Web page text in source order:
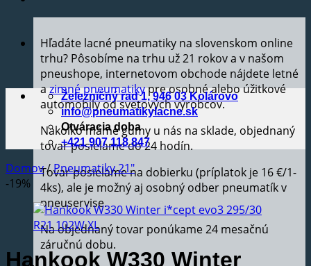
Hľadáte lacné pneumatiky na slovenskom online
trhu? Pôsobíme na trhu už 21 rokov a v našom
pneushope, internetovom obchode nájdete letné
azimné pneumatikypre osobné alebo úžitkové
automobily od svetových výrobcov.
Nakoľko máme gumy u nás na sklade, objednaný
tovar posielame do 24 hodín.
Tovar posielame na dobierku (príplatok je 16 €/1-
4ks), ale je možný aj osobný odber pneumatík v
pneuservise.
Na objednaný tovar ponúkame 24 mesačnú
záručnú dobu.
Železničný rad 1, 946 03 Kolárovo
info@pneumatikylacne.sk
Otváracia doba
+421 907 118 847
Domov/Pneumatiky 21"
-19%
Hankook W330 Winter